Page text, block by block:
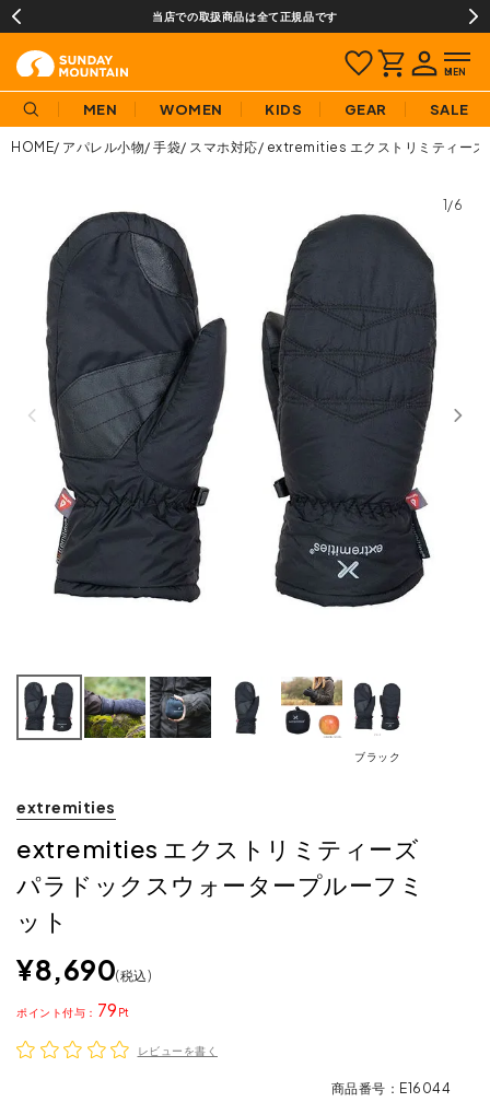
当店での取扱商品は全て正規品です
MEN WOMEN KIDS GEAR SALE
HOME アパレル小物 手袋 スマホ対応 extremities エクストリミティーズ
1/6
ブラック
extremities
extremities エクストリミティーズ
パラドックスウォータープルーフミ
ット
¥8,690 税込
79
ポイント
レビューを書く
商品番号 E16044